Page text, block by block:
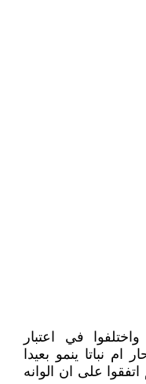
في اعتبار
ام نباتا ينمو بعيدا
على ان الوانه